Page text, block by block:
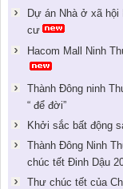
Dự án Nhà ở xã
cư
Hacom Mall Ninh
Thành Đông ninh
“ để đời”
Khởi sắc bất động
Thành Đông Ninh
chúc tết Đinh Dậu
Thư chúc tết của